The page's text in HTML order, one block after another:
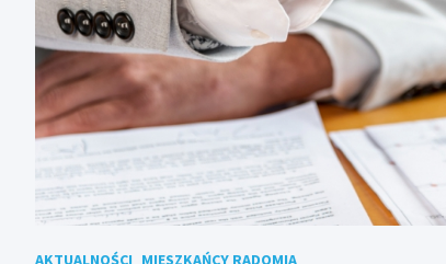
AKTUALNOŚCI MIESZKAŃCY RADOMIA